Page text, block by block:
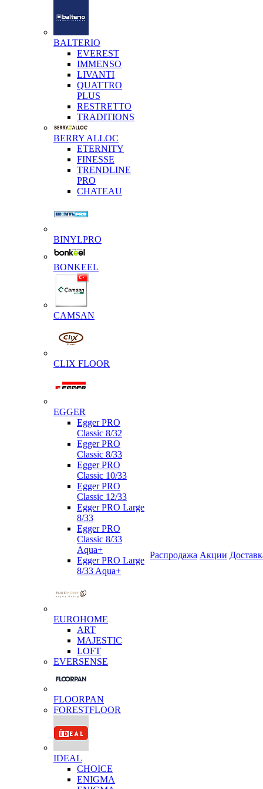
BALTERIO
EVEREST
IMMENSO
LIVANTI
QUATTRO
PLUS
RESTRETTO
TRADITIONS
BERRY ALLOC
ETERNITY
FINESSE
TRENDLINE
PRO
CHATEAU
BINYLPRO
BONKEEL
CAMSAN
CLIX FLOOR
EGGER
Egger PRO
Classic 8/32
Egger PRO
Classic 8/33
Egger PRO
Classic 10/33
Egger PRO
Classic 12/33
Egger PRO Large
8/33
Egger PRO
Classic 8/33
Aqua+
Egger PRO Large
8/33 Aqua+
EUROHOME
ART
MAJESTIC
LOFT
EVERSENSE
FLOORPAN
FORESTFLOOR
IDEAL
CHOICE
ENIGMA
Распродажа Акции